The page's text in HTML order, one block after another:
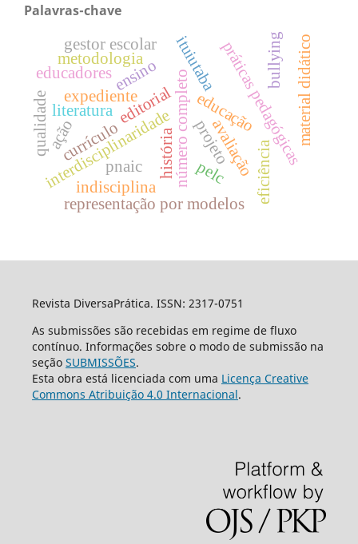
Palavras-chave
número completo
editorial
expediente
ensino
interdisciplinaridade
história
literatura
projeto
pelc
ituiutaba
educação
práticas pedagógicas
indisciplina
pnaic
material didático
representação por modelos
avaliação
qualidade
eficiência
metodologia
gestor escolar bullying
currículo
educadores
ação
Revista DiversaPrática. ISSN: 2317-0751
As submissões são recebidas em regime de fluxo
contínuo. Informações sobre o modo de submissão na
seção SUBMISSÕES.
Esta obra está licenciada com uma Licença Creative
Commons Atribuição 4.0 Internacional.